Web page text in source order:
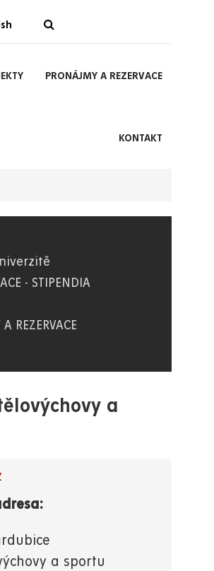
PRONÁJMY A REZERVACE
KONTAKT
- STIPENDIA
REZERVACE
a
a sportu